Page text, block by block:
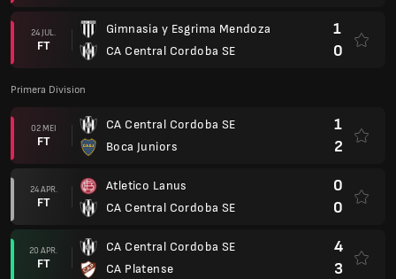
24 JUL.
FT
Gimnasia y Esgrima Mendoza
CA Central Cordoba SE
1
0
Primera Division
02 MEI
FT
CA Central Cordoba SE
Boca Juniors
1
2
24 APR.
FT
Atletico Lanus
CA Central Cordoba SE
0
0
20 APR.
FT
CA Central Cordoba SE
CA Platense
4
3